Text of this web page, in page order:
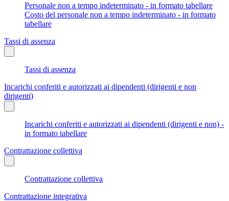
Personale non a tempo indeterminato - in formato tabellare
Costo del personale non a tempo indeterminato - in formato
tabellare
Tassi di assenza
Tassi di assenza
Incarichi conferiti e autorizzati ai dipendenti (dirigenti e non
dirigenti)
Incarichi conferiti e autorizzati ai dipendenti (dirigenti e non) -
in formato tabellare
Contrattazione collettiva
Contrattazione collettiva
Contrattazione integrativa